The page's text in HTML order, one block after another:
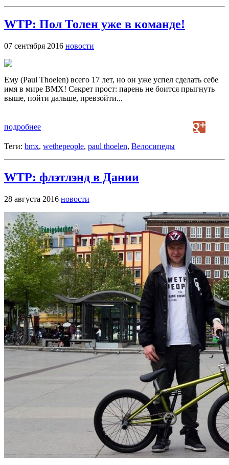
WTP: Пол Толен уже в команде!
07 сентября 2016 новости
Ему (Paul Thoelen) всего 17 лет, но он уже успел сделать себе
имя в мире ВМХ! Секрет прост: парень не боится прыгнуть
выше, пойти дальше, превзойти...
подробнее
Теги: bmx, wethepeople, paul thoelen, Велосипеды
WTP: флэтлэнд в Дании
28 августа 2016 новости